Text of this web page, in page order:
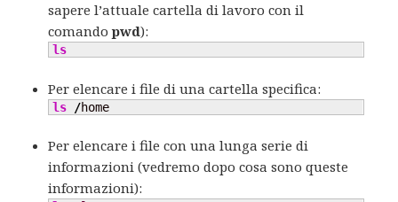
sapere l’attuale cartella di lavoro con il
comandopwd):
ls
Per elencare i file di una cartella specifica:
ls /home
Per elencare i file con una lunga serie di
informazioni (vedremo dopo cosa sono queste
informazioni):